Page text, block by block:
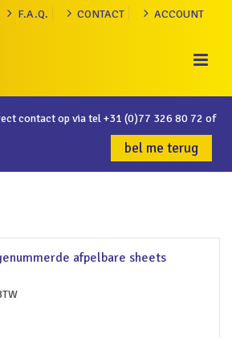
F.A.Q. CONTACT ACCOUNT
contact op via tel+31 (0)77 326 80 72 of
bel me terug
afpelbare sheets